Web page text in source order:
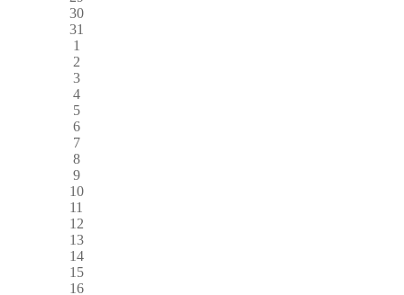
30
31
1
2
3
4
5
6
7
8
9
10
11
12
13
14
15
16